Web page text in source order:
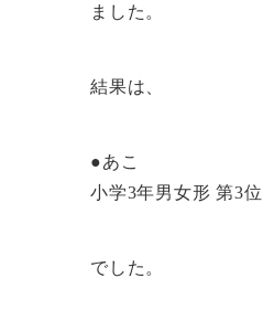
ました。
結果は、
●あこ
小学3年男女形 第3位
でした。